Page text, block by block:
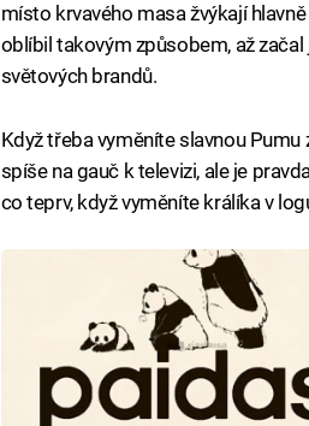
místo krvavého masa žvýkají
oblíbil takovým způsobem, až
světových brandů.
Když třeba vyměníte slavnou
spíše na gauč k televizi, ale je
co teprv, když vyměníte králíka v